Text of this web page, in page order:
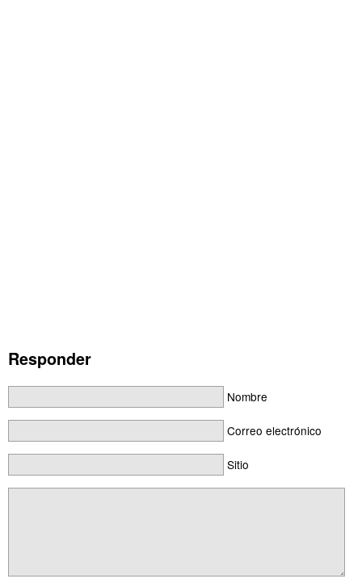
Responder
Nombre
Correo electrónico
Sitio